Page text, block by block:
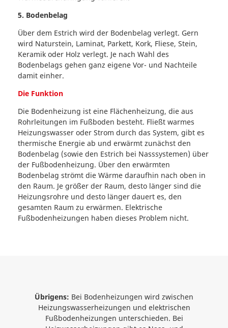
5. Bodenbelag
Über dem Estrich wird der Bodenbelag verlegt. Gern
wird Naturstein, Laminat, Parkett, Kork, Fliese, Stein,
Keramik oder Holz verlegt. Je nach Wahl des
Bodenbelags gehen ganz eigene Vor- und Nachteile
damit einher.
Die Funktion
Die Bodenheizung ist eine Flächenheizung, die aus
Rohrleitungen im Fußboden besteht. Fließt warmes
Heizungswasser oder Strom durch das System, gibt es
thermische Energie ab und erwärmt zunächst den
Bodenbelag (sowie den Estrich bei Nasssystemen) über
der Fußbodenheizung. Über den erwärmten
Bodenbelag strömt die Wärme daraufhin nach oben in
den Raum. Je größer der Raum, desto länger sind die
Heizungsrohre und desto länger dauert es, den
gesamten Raum zu erwärmen. Elektrische
Fußbodenheizungen haben dieses Problem nicht.
Übrigens: Bei Bodenheizungen wird zwischen
Heizungswasserheizungen und elektrischen
Fußbodenheizungen unterschieden. Bei